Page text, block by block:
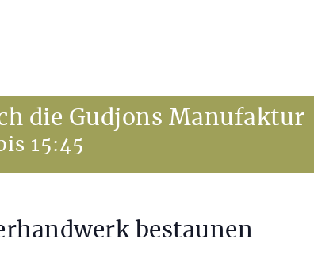
die Gudjons Manufaktur
15:45
bestaunen